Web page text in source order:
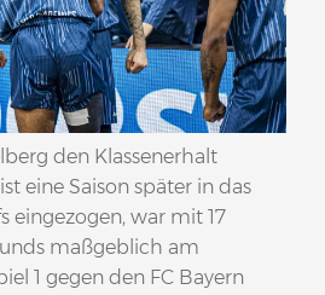
den Klassenerhalt
eine Saison später in das
eingezogen, war mit 17
maßgeblich am
1 gegen den FC Bayern